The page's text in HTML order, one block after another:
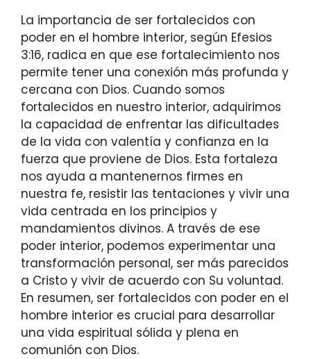
La importancia de ser fortalecidos con
poder en el hombre interior, según Efesios
3:16, radica en que ese fortalecimiento nos
permite tener una conexión más profunda y
cercana con Dios. Cuando somos
fortalecidos en nuestro interior, adquirimos
la capacidad de enfrentar las dificultades
de la vida con valentía y confianza en la
fuerza que proviene de Dios. Esta fortaleza
nos ayuda a mantenernos firmes en
nuestra fe, resistir las tentaciones y vivir una
vida centrada en los principios y
mandamientos divinos. A través de ese
poder interior, podemos experimentar una
transformación personal, ser más parecidos
a Cristo y vivir de acuerdo con Su voluntad.
En resumen, ser fortalecidos con poder en el
hombre interior es crucial para desarrollar
una vida espiritual sólida y plena en
comunión con Dios.